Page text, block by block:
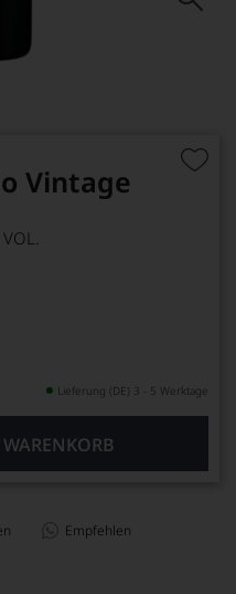
Vintage
Lieferung (DE) 3 - 5 Werktage
Empfehlen